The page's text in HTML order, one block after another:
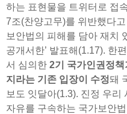
하는 표현물을 트위터로 접
7조(찬양고무)를 위반했다
보안법의 피해를 담아 재치
공개서한’ 발표해(1.17). 한
서 심의한 2기 국가인권정책
지라는 기존 입장이 수정돼
보도 잇달아(1.3). 진정 우리
자유를 구속하는 국가보안